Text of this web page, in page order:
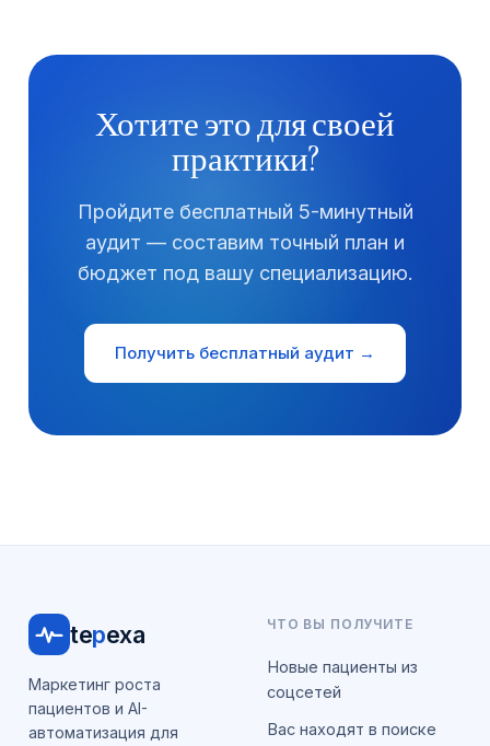
Хотите это для своей
практики?
Пройдите бесплатный 5-минутный
аудит — составим точный план и
бюджет под вашу специализацию.
Получить бесплатный аудит →
tepexa
Маркетинг роста
пациентов и AI-
автоматизация для
ЧТО ВЫ ПОЛУЧИТЕ
Новые пациенты из
соцсетей
Вас находят в поиске